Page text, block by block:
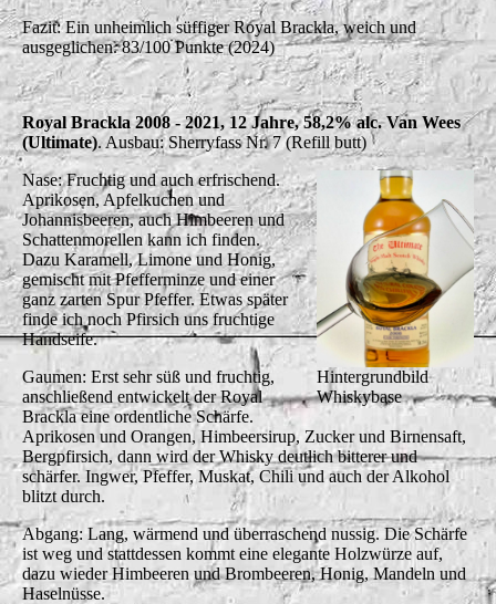
Fazit: Ein unheimlich süffiger Royal Brackla, weich und
ausgeglichen. 83/100 Punkte (2024)
Royal Brackla 2008 - 2021, 12 Jahre, 58,2% alc. Van Wees
(Ultimate). Ausbau: Sherryfass Nr. 7 (Refill butt)
Hintergrundbild
Whiskybase
Nase: Fruchtig und auch erfrischend.
Aprikosen, Apfelkuchen und
Johannisbeeren, auch Himbeeren und
Schattenmorellen kann ich finden.
Dazu Karamell, Limone und Honig,
gemischt mit Pfefferminze und einer
ganz zarten Spur Pfeffer. Etwas später
finde ich noch Pfirsich uns fruchtige
Handseife.
Gaumen: Erst sehr süß und fruchtig,
anschließend entwickelt der Royal
Brackla eine ordentliche Schärfe.
Aprikosen und Orangen, Himbeersirup, Zucker und Birnensaft,
Bergpfirsich, dann wird der Whisky deutlich bitterer und
schärfer. Ingwer, Pfeffer, Muskat, Chili und auch der Alkohol
blitzt durch.
Abgang: Lang, wärmend und überraschend nussig. Die Schärfe
ist weg und stattdessen kommt eine elegante Holzwürze auf,
dazu wieder Himbeeren und Brombeeren, Honig, Mandeln und
Haselnüsse.